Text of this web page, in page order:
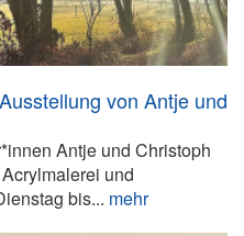
von Antje und
Antje und Christoph
und
bis... mehr